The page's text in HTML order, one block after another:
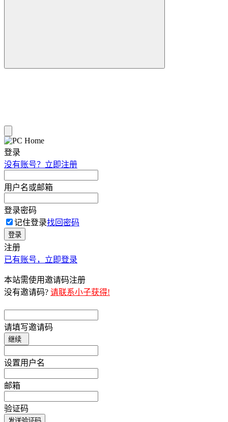
登录
没有账号？立即注册
用户名或邮箱
登录密码
记住登录找回密码
登录
注册
已有账号，立即登录
本站需使用邀请码注册
没有邀请码? 请联系小子获得!
请填写邀请码
继续
设置用户名
邮箱
验证码